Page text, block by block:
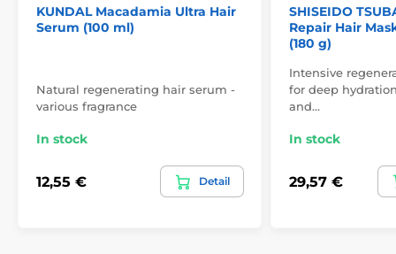
KUNDAL Macadamia Ultra Hair
Serum (100 ml)
Natural regenerating hair serum -
various fragrance
In stock
12,55 € Detail
SHISEIDO
Repair Hair
(180 g)
Intensive
for deep
and…
In stock
29,57 €